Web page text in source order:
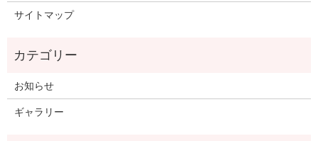
サイトマップ
お知らせ
ギャラリー